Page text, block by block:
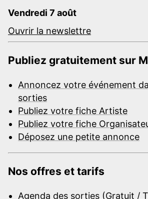
Vendredi 7 août
Ouvrir la newslettre
Publiez gratuitement sur
Annoncez votre événement
sorties
Publiez votre fiche Artiste
Publiez votre fiche
Déposez une petite annonce
Nos offres et tarifs
Agenda des sorties (Gratuit /